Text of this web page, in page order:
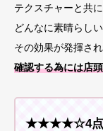
テクスチャーと共
どんなに素晴らし
その効果が発揮さ
確認する為には店
★★★★☆4点